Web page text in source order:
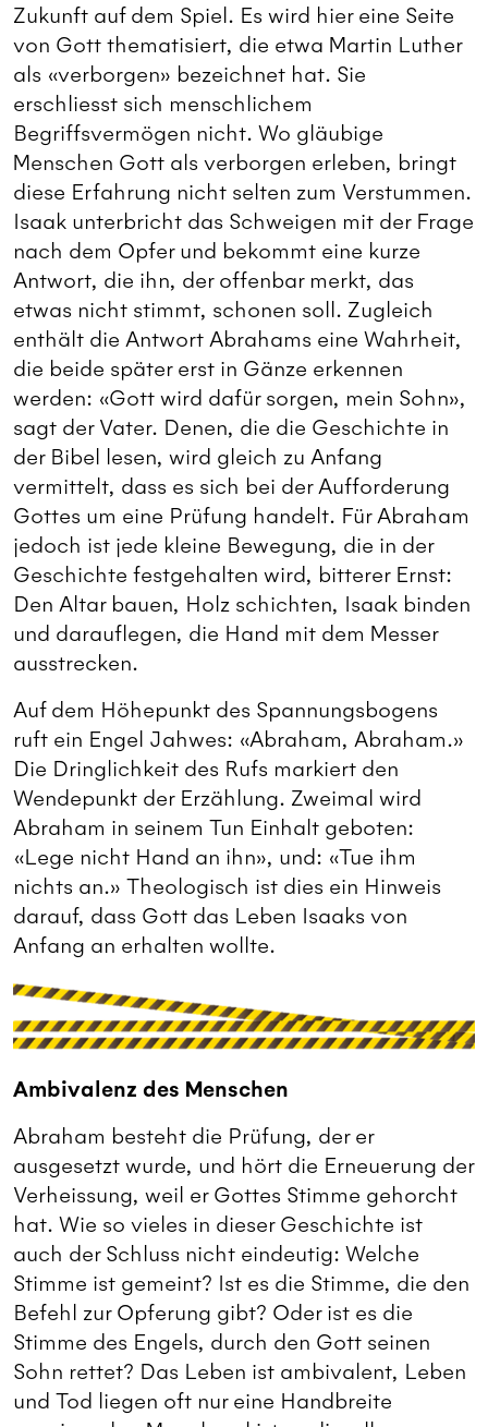
Zukunft auf dem Spiel. Es wird hier eine Seite
von Gott thematisiert, die etwa Martin Luther
als «verborgen» bezeichnet hat. Sie
erschliesst sich menschlichem
Begriffsvermögen nicht. Wo gläubige
Menschen Gott als verborgen erleben, bringt
diese Erfahrung nicht selten zum Verstummen.
Isaak unterbricht das Schweigen mit der Frage
nach dem Opfer und bekommt eine kurze
Antwort, die ihn, der offenbar merkt, das
etwas nicht stimmt, schonen soll. Zugleich
enthält die Antwort Abrahams eine Wahrheit,
die beide später erst in Gänze erkennen
werden: «Gott wird dafür sorgen, mein Sohn»,
sagt der Vater. Denen, die die Geschichte in
der Bibel lesen, wird gleich zu Anfang
vermittelt, dass es sich bei der Aufforderung
Gottes um eine Prüfung handelt. Für Abraham
jedoch ist jede kleine Bewegung, die in der
Geschichte festgehalten wird, bitterer Ernst:
Den Altar bauen, Holz schichten, Isaak binden
und darauflegen, die Hand mit dem Messer
ausstrecken.
Auf dem Höhepunkt des Spannungsbogens
ruft ein Engel Jahwes: «Abraham, Abraham.»
Die Dringlichkeit des Rufs markiert den
Wendepunkt der Erzählung. Zweimal wird
Abraham in seinem Tun Einhalt geboten:
«Lege nicht Hand an ihn», und: «Tue ihm
nichts an.» Theologisch ist dies ein Hinweis
darauf, dass Gott das Leben Isaaks von
Anfang an erhalten wollte.
Ambivalenz des Menschen
Abraham besteht die Prüfung, der er
ausgesetzt wurde, und hört die Erneuerung der
Verheissung, weil er Gottes Stimme gehorcht
hat. Wie so vieles in dieser Geschichte ist
auch der Schluss nicht eindeutig: Welche
Stimme ist gemeint? Ist es die Stimme, die den
Befehl zur Opferung gibt? Oder ist es die
Stimme des Engels, durch den Gott seinen
Sohn rettet? Das Leben ist ambivalent, Leben
und Tod liegen oft nur eine Handbreite